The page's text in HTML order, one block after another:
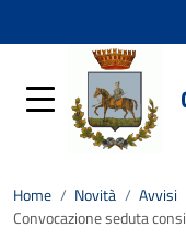
Home / Novità / Avvisi
Convocazione seduta